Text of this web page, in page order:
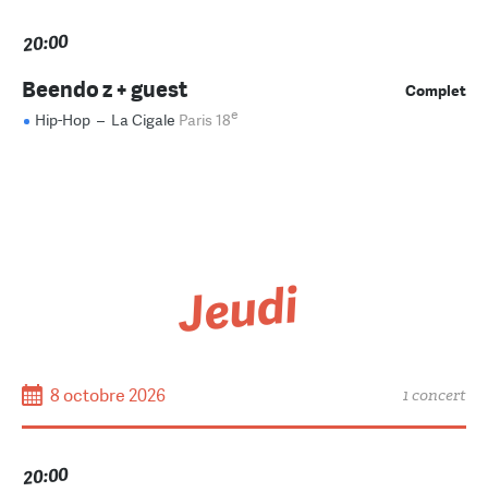
20:00
Complet
Beendo z + guest
Hip-Hop – La Cigale Paris 18e
Jeudi
8 octobre 2026 1 concert
20:00